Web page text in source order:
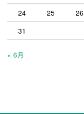
24
25 26
31
« 6月